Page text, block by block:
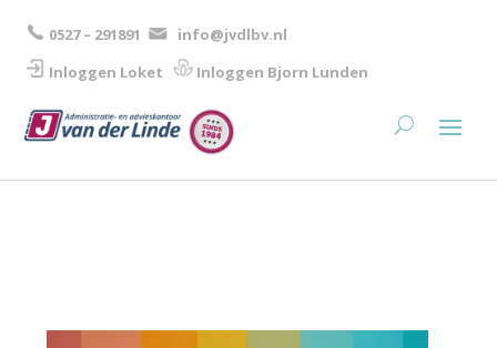
0527 – 291891
info@jvdlbv.nl
Inloggen Loket
Inloggen Bjorn Lunden​